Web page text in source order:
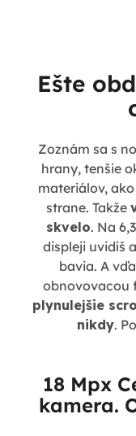
Ešte
Zoznám sa s
hrany, tenšie
materiálov,
strane. Takže
skvelo. Na
displeji uvidíš
bavia. A
obnovovacou
plynulejšie
nikdy.
18 Mpx
kamera.